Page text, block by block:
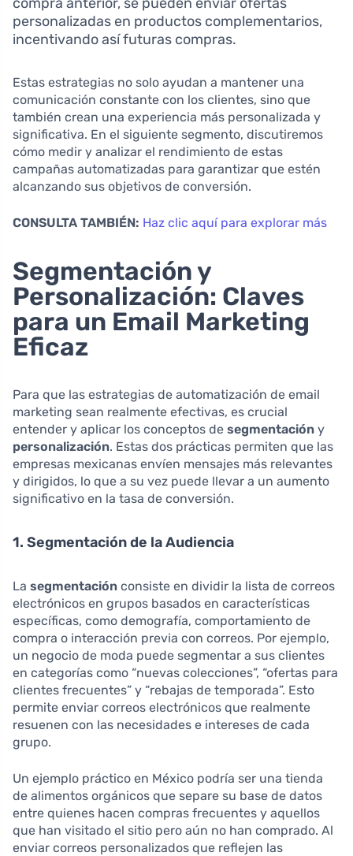
personalizadas en productos complementarios,
incentivando así futuras compras.
Estas estrategias no solo ayudan a mantener una
comunicación constante con los clientes, sino que
también crean una experiencia más personalizada y
significativa. En el siguiente segmento, discutiremos
cómo medir y analizar el rendimiento de estas
campañas automatizadas para garantizar que estén
alcanzando sus objetivos de conversión.
CONSULTA TAMBIÉN: Haz clic aquí para explorar más
Segmentación y
Personalización: Claves
para un Email Marketing
Eficaz
Para que las estrategias de automatización de email
marketing sean realmente efectivas, es crucial
entender y aplicar los conceptos de segmentación y
personalización. Estas dos prácticas permiten que las
empresas mexicanas envíen mensajes más relevantes
y dirigidos, lo que a su vez puede llevar a un aumento
significativo en la tasa de conversión.
1. Segmentación de la Audiencia
La segmentación consiste en dividir la lista de correos
electrónicos en grupos basados en características
específicas, como demografía, comportamiento de
compra o interacción previa con correos. Por ejemplo,
un negocio de moda puede segmentar a sus clientes
en categorías como “nuevas colecciones”, “ofertas para
clientes frecuentes” y “rebajas de temporada”. Esto
permite enviar correos electrónicos que realmente
resuenen con las necesidades e intereses de cada
grupo.
Un ejemplo práctico en México podría ser una tienda
de alimentos orgánicos que separe su base de datos
entre quienes hacen compras frecuentes y aquellos
que han visitado el sitio pero aún no han comprado. Al
enviar correos personalizados que reflejen las